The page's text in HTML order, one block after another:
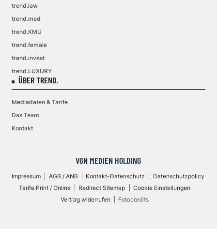
trend.law
trend.med
trend.KMU
trend.female
trend.invest
trend.LUXURY
ÜBER TREND.
Mediadaten & Tarife
Das Team
Kontakt
VGN MEDIEN HOLDING
Impressum AGB / ANB Kontakt-Datenschutz
Datenschutzpolicy
Tarife Print / Online
Redirect Sitemap
Cookie Einstellungen
Vertrag widerrufen
Fotocredits